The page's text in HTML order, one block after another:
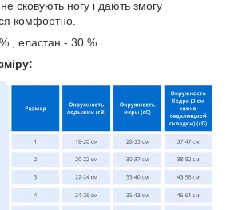
сковують ногу і дають змогу
комфортно.
, еластан - 30 %